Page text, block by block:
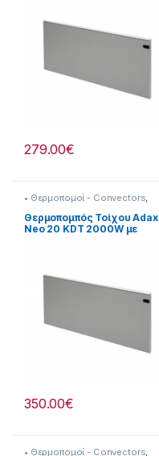
279.00€
• Θερμοπομοί - Convectors
Adax , Adax Neo Silver
Θερναντικά
Θερμοπομπός Τοίχου Adax
Neo 20 KDT 2000W με
350.00€
• Θερμοπομοί - Convectors,